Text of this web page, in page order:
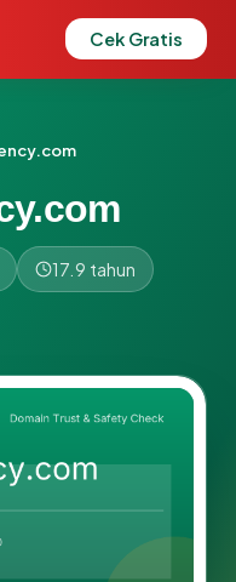
Cek Gratis
17.9 tahun